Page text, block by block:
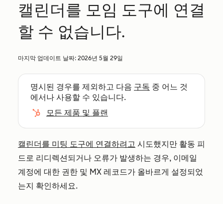
캘린더를 모임 도구에 연결
할 수 없습니다.
마지막 업데이트 날짜: 2026년 5월 29일
명시된 경우를 제외하고 다음 구독 중 어느 것
에서나 사용할 수 있습니다.
모든 제품 및 플랜
캘린더를 미팅 도구에 연결하려고 시도했지만 활동 피
드로 리디렉션되거나 오류가 발생하는 경우, 이메일
계정에 대한 권한 및 MX 레코드가 올바르게 설정되었
는지 확인하세요.